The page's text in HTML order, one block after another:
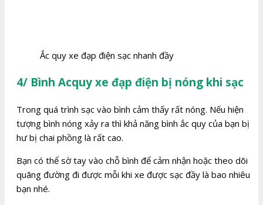
Ắc quy xe đạp điện sạc nhanh đầy
4/ Bình Acquy xe đạp điện bị nóng khi sạc
Trong quá trình sạc vào bình cảm thấy rất nóng. Nếu hiện
tượng bình nóng xảy ra thì khả năng bình ắc quy của bạn bị
hư bị chai phồng là rất cao.
Bạn có thể sờ tay vào chỗ bình để cảm nhận hoặc theo dõi
quãng đường đi được mỗi khi xe được sạc đầy là bao nhiêu
bạn nhé.